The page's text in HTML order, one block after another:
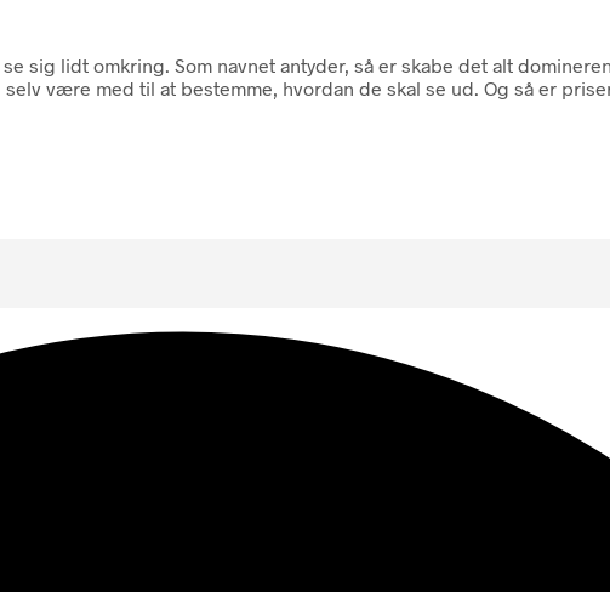
sig lidt omkring. Som navnet antyder, så er skabe det alt
være med til at bestemme, hvordan de skal se ud. Og så er